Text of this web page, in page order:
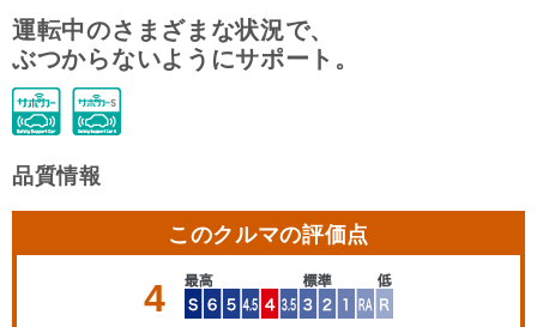
運転中のさまざまな状況で、
ぶつからないようにサポート。
品質情報
このクルマの評価点
4